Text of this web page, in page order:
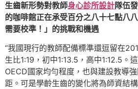
生齒新形勢對教師身心診所設計隊伍
的咖啡館正在承受百分之八十七點八
需要校準！」的挑戰和機遇
“我國現行的教師配備標準還逗留在
生比1:19，初中1:13.5，高中1:12.5。
OECD國家均勻程度，也與建設教導
距。可是學齡生齒的變化將為師資結